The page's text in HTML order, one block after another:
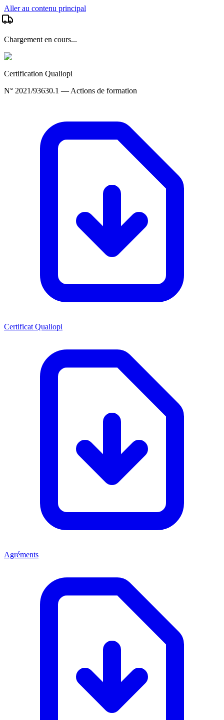
Aller au contenu principal
Chargement en cours...
Certification Qualiopi
N° 2021/93630.1 — Actions de formation
Certificat Qualiopi
Agréments